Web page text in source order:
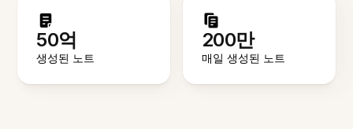
50억
생성된 노트
200만
매일 생성된 노트